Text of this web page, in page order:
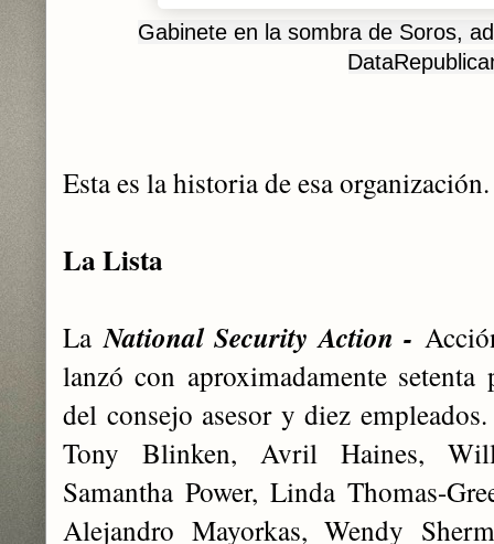
Gabinete en la sombra de Soros,
Esta es la historia de esa organización.
La Lista
LaNational Security Action -
lanzó con aproximadamente setenta
del consejo asesor y diez
Tony Blinken, Avril Haines,
Samantha Power, Linda Thomas-
Alejandro Mayorkas, Wendy